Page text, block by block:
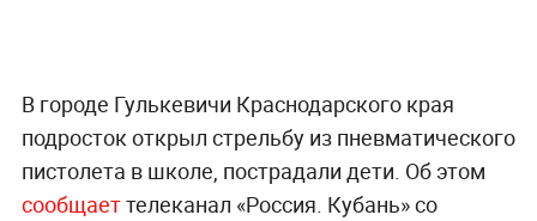
В городе Гулькевичи Краснодарского края
подросток открыл стрельбу из пневматического
пистолета в школе, пострадали дети. Об этом
сообщаеттелеканал «Россия. Кубань» со